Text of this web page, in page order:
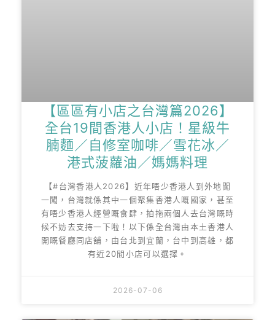
【區區有小店之台灣篇2026】
全台19間香港人小店！星級牛
腩麵／自修室咖啡／雪花冰／
港式菠蘿油／媽媽料理
【#台灣香港人2026】近年唔少香港人到外地闖
一闖，台灣就係其中一個聚集香港人嘅國家，甚至
有唔少香港人經營嘅食肆，拍拖兩個人去台灣嘅時
候不妨去支持一下啦！以下係全台灣由本土香港人
開嘅餐廳同店舖，由台北到宜蘭，台中到高雄，都
有近20間小店可以選擇。
2026-07-06